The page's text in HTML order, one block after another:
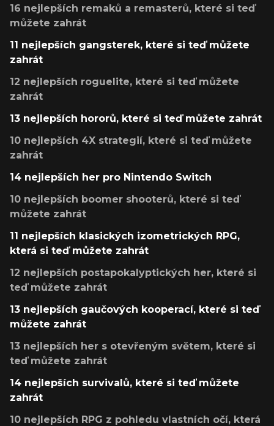
16 nejlepších remaků a remasterů, které si teď
můžete zahrát
11 nejlepších gangsterek, které si teď můžete
zahrát
12 nejlepších roguelite, které si teď můžete
zahrát
13 nejlepších hororů, které si teď můžete zahrát
10 nejlepších 4X strategií, které si teď můžete
zahrát
14 nejlepších her pro Nintendo Switch
10 nejlepších boomer shooterů, které si teď
můžete zahrát
11 nejlepších klasických izometrických RPG,
která si teď můžete zahrát
12 nejlepších postapokalyptických her, které si
teď můžete zahrát
13 nejlepších gaučových kooperací, které si teď
můžete zahrát
13 nejlepších her s otevřeným světem, které si
teď můžete zahrát
14 nejlepších survivalů, které si teď můžete
zahrát
10 nejlepších RPG z pohledu vlastních očí, která